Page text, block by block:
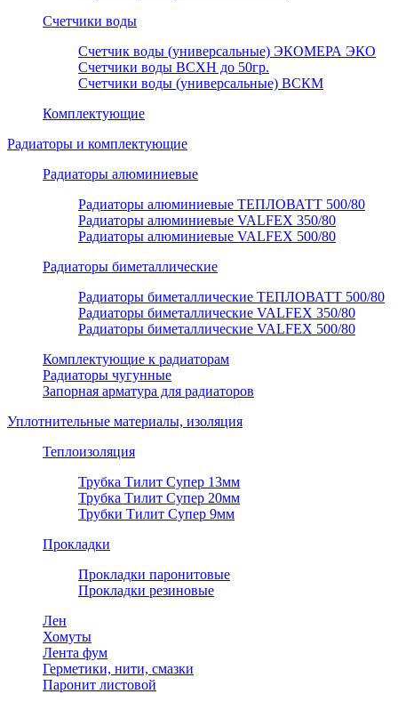
Счетчики воды
Счетчик воды (универсальные) ЭКОМЕРА ЭКО
Счетчики воды ВСХН до 50гр.
Счетчики воды (универсальные) ВСКМ
Комплектующие
Радиаторы и комплектующие
Радиаторы алюминиевые
Радиаторы алюминиевые ТЕПЛОВАТТ 500/80
Радиаторы алюминиевые VALFEX 350/80
Радиаторы алюминиевые VALFEX 500/80
Радиаторы биметаллические
Радиаторы биметаллические ТЕПЛОВАТТ 500/80
Радиаторы биметаллические VALFEX 350/80
Радиаторы биметаллические VALFEX 500/80
Комплектующие к радиаторам
Радиаторы чугунные
Запорная арматура для радиаторов
Уплотнительные материалы, изоляция
Теплоизоляция
Трубка Тилит Супер 13мм
Трубка Тилит Супер 20мм
Трубки Тилит Супер 9мм
Прокладки
Прокладки паронитовые
Прокладки резиновые
Лен
Хомуты
Лента фум
Герметики, нити, смазки
Паронит листовой